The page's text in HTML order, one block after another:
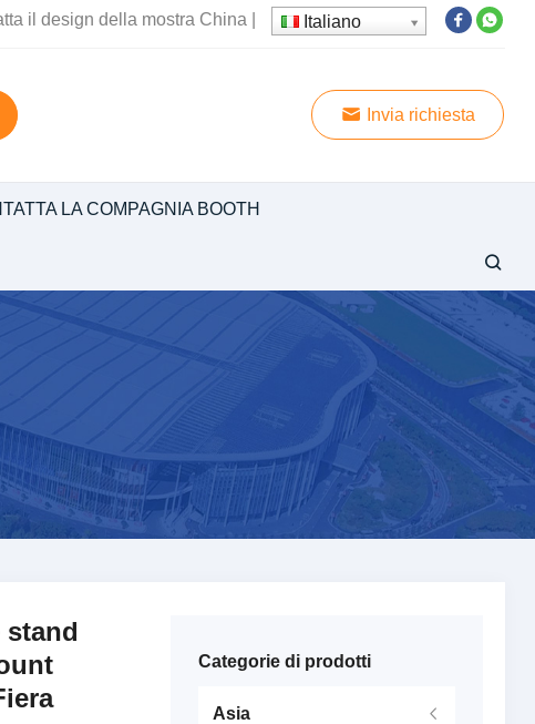
il design della mostra China Italiano
Invia richiesta
LA COMPAGNIA BOOTH
stand
Categorie di prodotti
Asia